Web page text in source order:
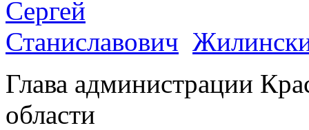
Глава администрации
области